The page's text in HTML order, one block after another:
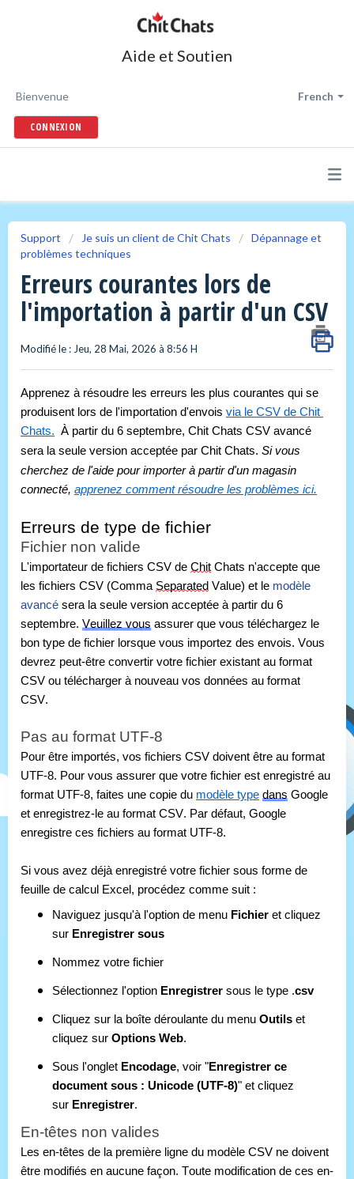
Aide et Soutien
French
Bienvenue
CONNEXION
Support Je suis un client de Chit Chats
Dépannage et
problèmes techniques
Erreurs courantes lors de
l'importation à partir d'un CSV
Modifié le : Jeu, 28 Mai, 2026 à 8:56 H
Apprenez à résoudre les erreurs les plus courantes qui se
produisent lors de l'importation d'envois via le CSV de Chit
Chats. À partir du 6 septembre, Chit Chats CSV avancé
sera la seule version acceptée par Chit Chats. Si vous
cherchez de l'aide pour importer à partir d'un magasin
connecté, apprenez comment résoudre les problèmes ici.
Erreurs de type de fichier
Fichier non valide
L'importateur de fichiers CSV de Chit Chats n'accepte que
les fichiers CSV (Comma Separated Value) et le modèle
avancé sera la seule version acceptée à partir du 6
septembre. Veuillez vous assurer que vous téléchargez le
bon type de fichier lorsque vous importez des envois. Vous
devrez peut-être convertir votre fichier existant au format
CSV ou télécharger à nouveau vos données au format
CSV.
Pas au format UTF-8
Pour être importés, vos fichiers CSV doivent être au format
UTF-8. Pour vous assurer que votre fichier est enregistré au
format UTF-8, faites une copie du modèle type dans Google
et enregistrez-le au format CSV. Par défaut, Google
enregistre ces fichiers au format UTF-8.
Si vous avez déjà enregistré votre fichier sous forme de
feuille de calcul Excel, procédez comme suit :
Naviguez jusqu'à l'option de menu Fichier et cliquez
sur Enregistrer sous
Nommez votre fichier
Sélectionnez l'option Enregistrer sous le type .csv
Cliquez sur la boîte déroulante du menu Outils et
cliquez sur Options Web.
Sous l'onglet Encodage, voir "Enregistrer ce
document sous : Unicode (UTF-8)" et cliquez
sur Enregistrer.
En-têtes non valides
Les en-têtes de la première ligne du modèle CSV ne doivent
être modifiés en aucune façon. Toute modification de ces en-